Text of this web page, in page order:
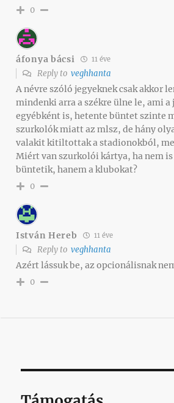
0
áfonya bácsi 11 éve
Reply to veghhanta
A névre szóló jegyeknek csak akkor
mindenki arra a székre ülne le, ami a
egyébként is, hetente büntet szinte
szurkolók miatt az mlsz, de hány
valakit kitiltottak a stadionokból,
Miért van szurkolói kártya, ha nem
büntetik, hanem a klubokat?
0
István Hereb 11 éve
Reply to veghhanta
Azért lássuk be, az opcionálisnak
0